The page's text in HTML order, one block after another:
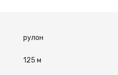
рулон
125 м